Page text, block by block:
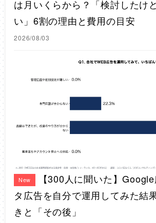
は月いくらから？「検討したけ
い」6割の理由と費用の目安
2026/08/03
New
【300人に聞いた】Google
タ広告を自分で運用してみた結
きと「その後」